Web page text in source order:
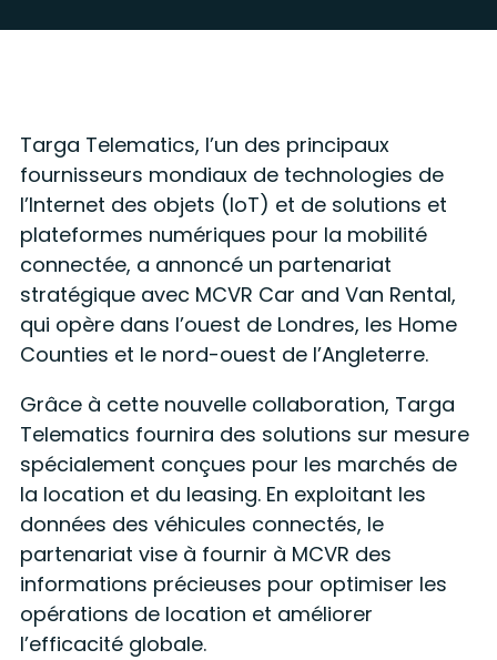
Targa Telematics, l’un des principaux
fournisseurs mondiaux de technologies de
l’Internet des objets (IoT) et de solutions et
plateformes numériques pour la mobilité
connectée, a annoncé un partenariat
stratégique avec MCVR Car and Van Rental,
qui opère dans l’ouest de Londres, les Home
Counties et le nord-ouest de l’Angleterre.
Grâce à cette nouvelle collaboration, Targa
Telematics fournira des solutions sur mesure
spécialement conçues pour les marchés de
la location et du leasing. En exploitant les
données des véhicules connectés, le
partenariat vise à fournir à MCVR des
informations précieuses pour optimiser les
opérations de location et améliorer
l’efficacité globale.